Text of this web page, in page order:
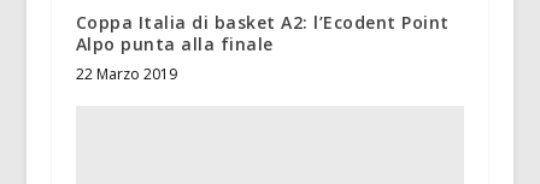
Coppa Italia di basket A2: l’Ecodent Point
Alpo punta alla finale
22 Marzo 2019